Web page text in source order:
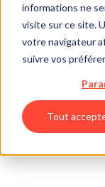
informations ne
visite sur ce site.
votre navigateur
suivre vos
Tout
Désolé,
critères n'a
vous